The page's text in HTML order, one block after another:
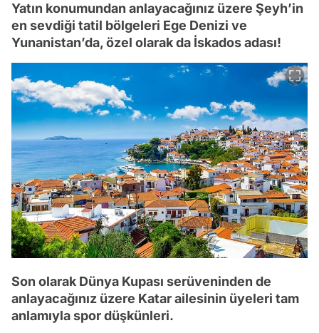
Yatın konumundan anlayacağınız üzere Şeyh’in
en sevdiği tatil bölgeleri Ege Denizi ve
Yunanistan’da, özel olarak da İskados adası!
Son olarak Dünya Kupası serüveninden de
anlayacağınız üzere Katar ailesinin üyeleri tam
anlamıyla spor düşkünleri.